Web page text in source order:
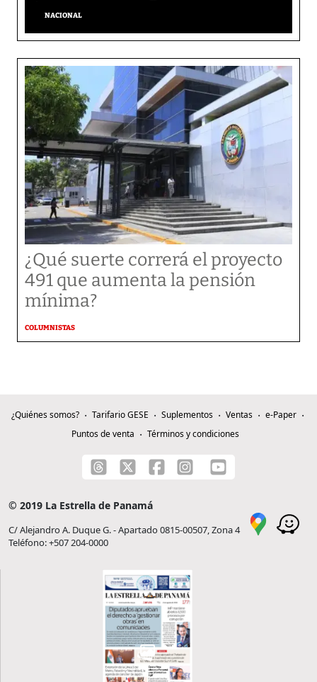
NACIONAL
¿Qué suerte correrá el proyecto
491 que aumenta la pensión
mínima?
COLUMNISTAS
¿Quiénes somos? Tarifario GESE Suplementos Ventas
e-Paper
Puntos de venta
Términos y condiciones
© 2019 La Estrella de Panamá
C/ Alejandro A. Duque G. - Apartado 0815-00507, Zona 4
Teléfono: +507 204-0000